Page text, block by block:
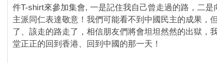
件T-shirt來參加集會, 一是記住我自己曾走過的路，二是
主派同仁表達敬意！我們可能看不到中國民主的成果，
了、該走的路走了，相信朋友們將會坦坦然然的出獄，
堂正正的回到香港、回到中國的那一天！